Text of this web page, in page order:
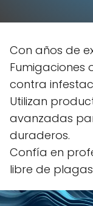
Con años de
Fumigaciones
contra
Utilizan
avanzadas
duraderos.
Confía en
libre de